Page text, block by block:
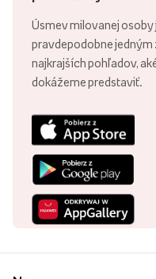
Úsmev milovanej osoby
pravdepodobne jedným
najkrajších pohľadov,
dokážeme predstaviť.